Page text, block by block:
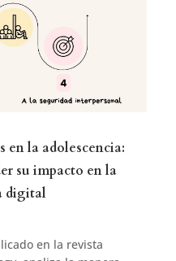
en la adolescencia:
su impacto en la
digital
en la revista